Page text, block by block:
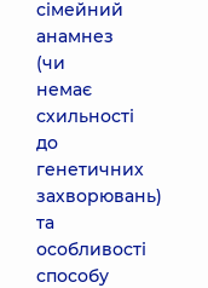
сімейний
анамнез
(чи
немає
схильності
до
генетичних
захворювань)
та
особливості
способу